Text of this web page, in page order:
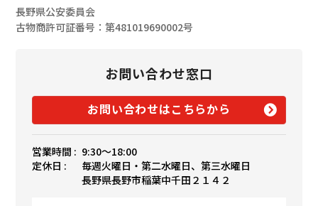
長野県公安委員会
古物商許可証番号：第481019690002号
お問い合わせ窓口
お問い合わせはこちらから
営業時間 : 9:30〜18:00
定休日 :
毎週火曜日・第二水曜日、第三水曜日
長野県長野市稲葉中千田２１４２